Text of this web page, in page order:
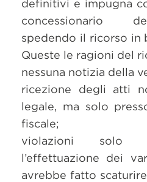
definitivi e impugna
concessionario
spedendo il ricorso in
Queste le ragioni del
nessuna notizia della
ricezione degli atti
legale, ma solo
fiscale;
violazioni solo
l’effettuazione dei
avrebbe fatto